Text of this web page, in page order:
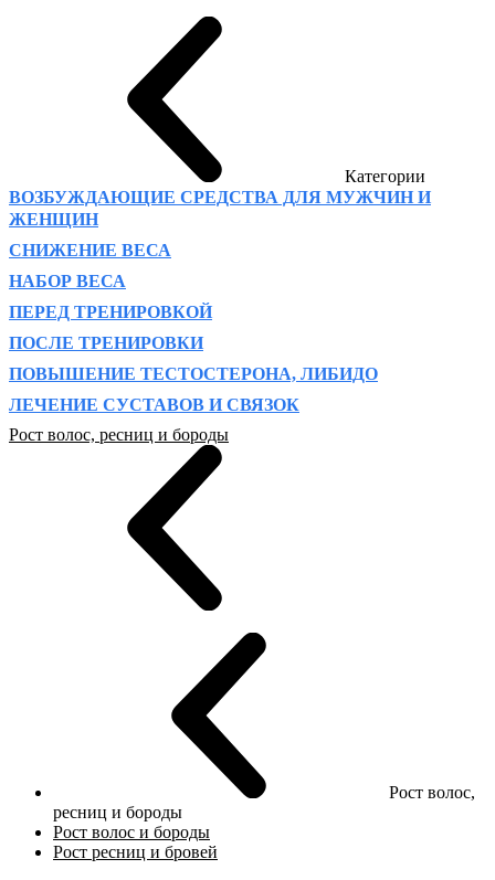
Категории
ВОЗБУЖДАЮЩИЕ СРЕДСТВА ДЛЯ МУЖЧИН И
ЖЕНЩИН
СНИЖЕНИЕ ВЕСА
НАБОР ВЕСА
ПЕРЕД ТРЕНИРОВКОЙ
ПОСЛЕ ТРЕНИРОВКИ
ПОВЫШЕНИЕ ТЕСТОСТЕРОНА, ЛИБИДО
ЛЕЧЕНИЕ СУСТАВОВ И СВЯЗОК
Рост волос, ресниц и бороды
Рост волос,
ресниц и бороды
Рост волос и бороды
Рост ресниц и бровей